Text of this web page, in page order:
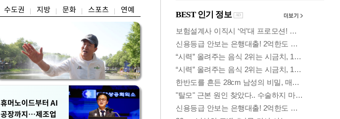
수도권 지방 문화 스포츠 연예
휴머노이드부터 AI
공장까지…제조업